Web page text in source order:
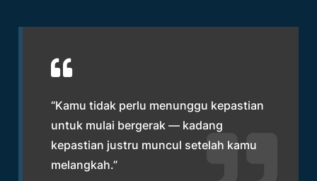
“Kamu tidak perlu menunggu kepastian
untuk mulai bergerak — kadang
kepastian justru muncul setelah kamu
melangkah.”